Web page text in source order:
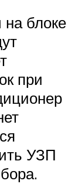
блоке
при
УЗП